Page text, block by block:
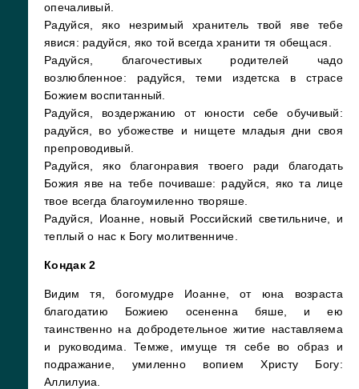
опечаливый.
Радуйся, яко незримый хранитель твой яве тебе
явися: радуйся, яко той всегда хранити тя обещася.
Радуйся, благочестивых родителей чадо
возлюбленное: радуйся, теми издетска в страсе
Божием воспитанный.
Радуйся, воздержанию от юности себе обучивый:
радуйся, во убожестве и нищете младыя дни своя
препроводивый.
Радуйся, яко благонравия твоего ради благодать
Божия яве на тебе почиваше: радуйся, яко та лице
твое всегда благоумиленно творяше.
Радуйся, Иоанне, новый Российский светильниче, и
теплый о нас к Богу молитвенниче
Кондак 2
Видим тя, богомудре Иоанне, от юна возраста
благодатию Божиею осененна бяше, и ею
таинственно на добродетельное житие наставляема
и руководима. Темже, имуще тя себе во образ и
подражание, умиленно вопием Христу Богу:
Аллилуиа.